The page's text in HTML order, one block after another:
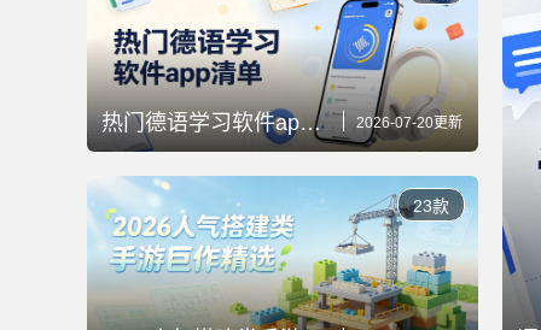
热门德语学习软件app清单 2026-07-20更新
23款